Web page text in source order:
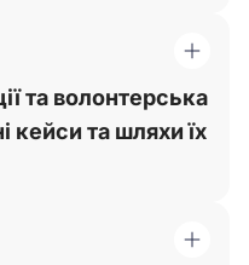
та волонтерська
кейси та шляхи їх